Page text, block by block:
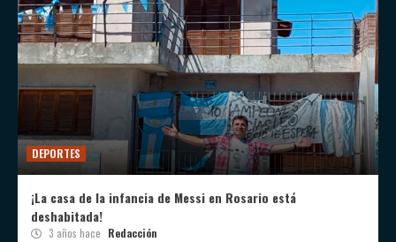
DEPORTES
¡La casa de la infancia de Messi en Rosario está
deshabitada!
3 años hace Redacción